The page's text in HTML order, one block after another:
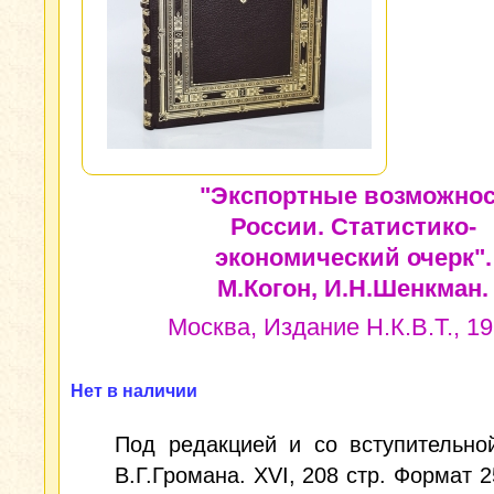
"Экспортные
России. Статистико-
экономический очерк".
М.Когон, И.Н.Шенкман.
Москва, Издание Н.К.В.Т.,
Нет в наличии
Под редакцией и со
В.Г.Громана. XVI, 208 стр. Формат